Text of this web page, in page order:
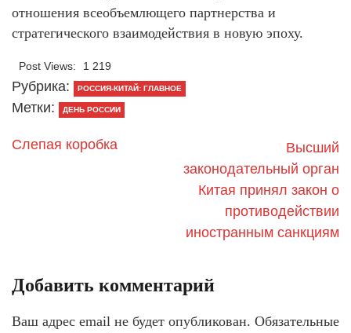
отношения всеобъемлющего партнерства и
стратегического взаимодействия в новую эпоху.
Post Views: 1 219
Рубрика: РОССИЯ-КИТАЙ: ГЛАВНОЕ
Метки: ДЕНЬ РОССИИ
Слепая коробка
Высший
законодательный орган
Китая принял закон о
противодействии
иностранным санкциям
Добавить комментарий
Ваш адрес email не будет опубликован. Обязательные